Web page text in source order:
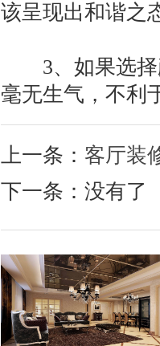
该呈现出和谐之
3、如果选择
毫无生气，不利
上一条： 客厅装
下一条：没有了